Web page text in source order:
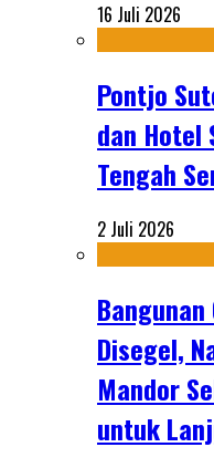
16 Juli 2026
Pontjo
dan Hotel
Tengah
2 Juli 2026
Bangunan
Disegel,
Mandor
untuk